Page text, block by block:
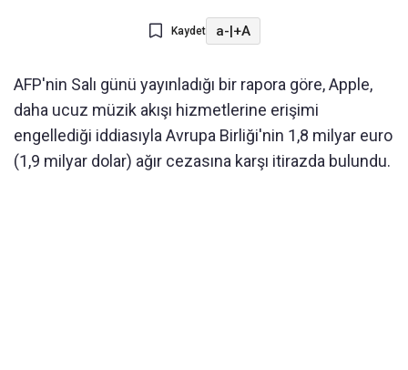
Kaydet a-|+A
AFP'nin Salı günü yayınladığı bir rapora göre, Apple,
daha ucuz müzik akışı hizmetlerine erişimi
engellediği iddiasıyla Avrupa Birliği'nin 1,8 milyar euro
(1,9 milyar dolar) ağır cezasına karşı itirazda bulundu.